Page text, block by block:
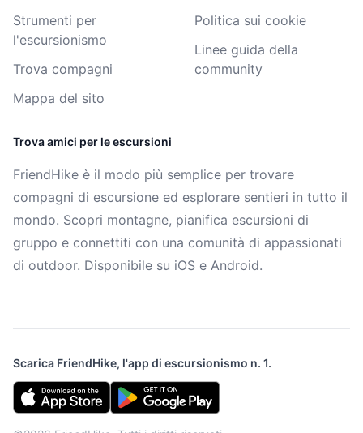
Strumenti per
l'escursionismo
Trova compagni
Mappa del sito
Politica sui cookie
Linee guida della
community
Trova amici per le escursioni
FriendHike è il modo più semplice per trovare
compagni di escursione ed esplorare sentieri in tutto il
mondo. Scopri montagne, pianifica escursioni di
gruppo e connettiti con una comunità di appassionati
di outdoor. Disponibile su iOS e Android.
Scarica FriendHike, l'app di escursionismo n. 1.